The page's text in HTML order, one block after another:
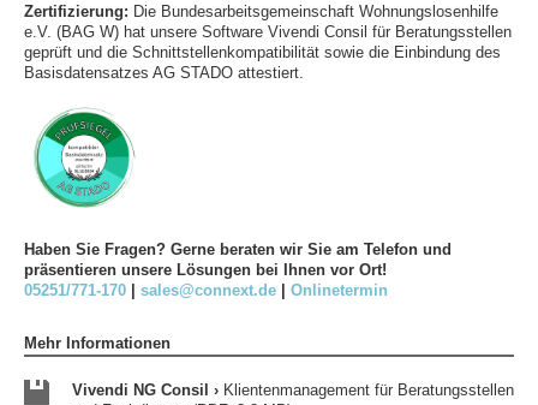
Zertifizierung: Die Bundesarbeitsgemeinschaft Wohnungslosenhilfe
e.V. (BAG W) hat unsere Software Vivendi Consil für Beratungsstellen
geprüft und die Schnittstellenkompatibilität sowie die Einbindung des
Basisdatensatzes AG STADO attestiert.
Haben Sie Fragen? Gerne beraten wir Sie am Telefon und
präsentieren unsere Lösungen bei Ihnen vor Ort!
05251/771-170
sales@connext.de Onlinetermin
Mehr Informationen
Vivendi NG Consil › Klientenmanagement für Beratungsstellen